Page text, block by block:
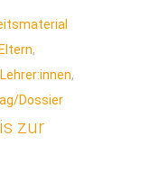
Eltern,
Lehrer:innen,
Dossier
zur